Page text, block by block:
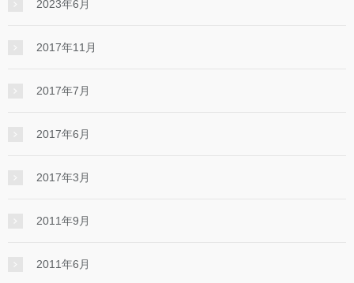
2023年6月
2017年11月
2017年7月
2017年6月
2017年3月
2011年9月
2011年6月